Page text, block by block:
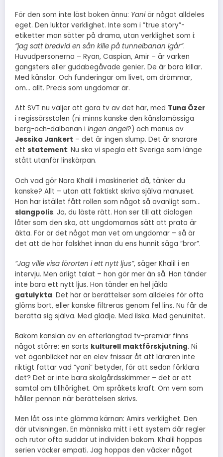
För den som inte läst boken ännu: Yaniär något alldeles
eget. Den luktar verklighet. Inte som i ”true story”-
etiketter man sätter på drama, utan verklighet som i:
”jag satt bredvid en sån kille på tunnelbanan igår”.
Huvudpersonerna – Ryan, Caspian, Amir – är varken
gangsters eller gudabegåvade genier. De är bara killar.
Med känslor. Och funderingar om livet, om drömmar,
om… allt. Precis som ungdomar är.
Att SVT nu väljer att göra tv av det här, med Tuna Özer
i regissörsstolen (ni minns kanske den känslomässiga
berg-och-dalbanan i Ingen ängel?) och manus av
Jessika Jankert – det är ingen slump. Det är snarare
ett statement: Nu ska vi spegla ett Sverige som länge
stått utanför linskärpan.
Och vad gör Nora Khalil i maskineriet då, tänker du
kanske? Allt – utan att faktiskt skriva själva manuset.
Hon har istället fått rollen som något så ovanligt som…
slangpolis. Ja, du läste rätt. Hon ser till att dialogen
låter som den ska, att ungdomarnas sätt att prata är
äkta. För är det något man vet om ungdomar – så är
det att de hör falskhet innan du ens hunnit säga ”bror”.
”Jag ville visa förorten i ett nytt ljus”, säger Khalil i en
intervju. Men ärligt talat – hon gör mer än så. Hon tänder
inte bara ett nytt ljus. Hon tänder en hel jäkla
gatulykta. Det här är berättelser som alldeles för ofta
glöms bort, eller kanske filtreras genom fel lins. Nu får de
berätta sig själva. Med glädje. Med ilska. Med genuinitet.
Bakom känslan av en efterlängtad tv-premiär finns
något större: en sorts kulturell maktförskjutning. Ni
vet ögonblicket när en elev fnissar åt att läraren inte
riktigt fattar vad ”yani” betyder, för att sedan förklara
det? Det är inte bara skolgårdsskimmer – det är ett
samtal om tillhörighet. Om språkets kraft. Om vem som
håller pennan när berättelsen skrivs.
Men låt oss inte glömma kärnan: Amirs verklighet. Den
där utvisningen. En människa mitt i ett system där regler
och rutor ofta suddar ut individen bakom. Khalil hoppas
serien väcker empati. Jag hoppas den väcker något